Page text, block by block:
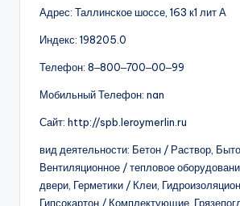
Адрес: Таллинское шоссе, 163 к1 лит А
Индекс: 198205.0
Телефон: 8‒800‒700‒00‒99
Мобильный Телефон: nan
Сайт: http://spb.leroymerlin.ru
вид деятельности: Бетон / Раствор,
Вентиляционное / тепловое
двери, Герметики / Клеи,
Гипсокартон / Комплектующие,